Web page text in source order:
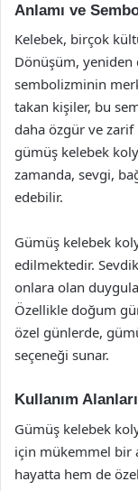
Anlamı ve
Kelebek, birçok
Dönüşüm,
sembolizminin
takan kişiler, bu
daha özgür ve zarif
gümüş kelebek
zamanda, sevgi,
edebilir.
Gümüş kelebek
edilmektedir.
onlara olan
Özellikle doğum
özel günlerde,
seçeneği sunar.
Kullanım Alanları
Gümüş kelebek
için mükemmel bir
hayatta hem de